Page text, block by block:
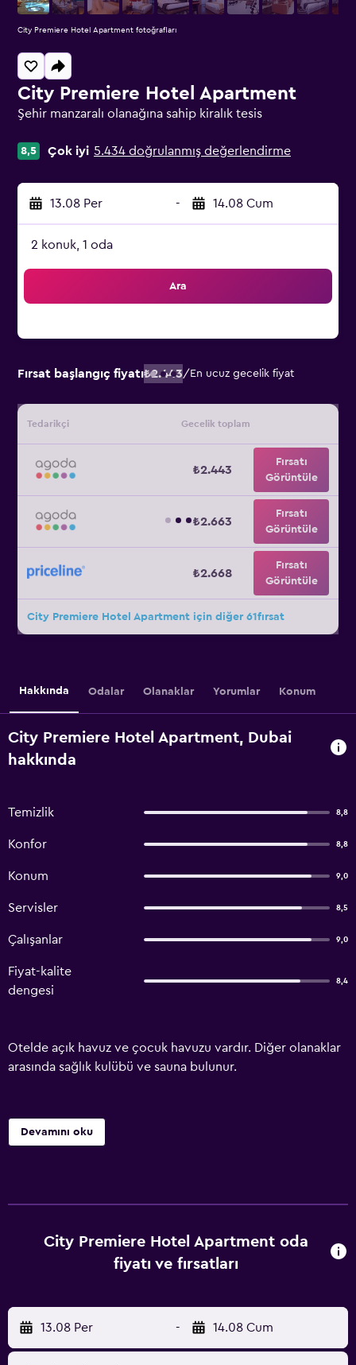
City Premiere Hotel Apartment
Şehir manzaralı olanağına sahip kiralık tesis
8,5 Çok iyi 5.434 doğrulanmış değerlendirme
13.08 Per - 14.08 Cum
2 konuk, 1 oda
Ara
Fırsat başlangıç fiyatı₺2.443/ En ucuz gecelik fiyat
Tedarikçi Gecelik toplam
₺2.443
Fırsatı
Görüntüle
₺2.663
Fırsatı
Görüntüle
₺2.668
Fırsatı
Görüntüle
City Premiere Hotel Apartment için diğer 61fırsat
City Premiere Hotel Apartment fotoğrafları
Hakkında Odalar Olanaklar Yorumlar Konum
City Premiere Hotel Apartment, Dubai
hakkında
Temizlik 8,8
Konfor 8,8
Konum 9,0
Servisler 8,5
Çalışanlar 9,0
Fiyat-kalite
dengesi
8,4
Otelde açık havuz ve çocuk havuzu vardır. Diğer olanaklar
arasında sağlık kulübü ve sauna bulunur.
Devamını oku
City Premiere Hotel Apartment oda
fiyatı ve fırsatları
13.08 Per - 14.08 Cum